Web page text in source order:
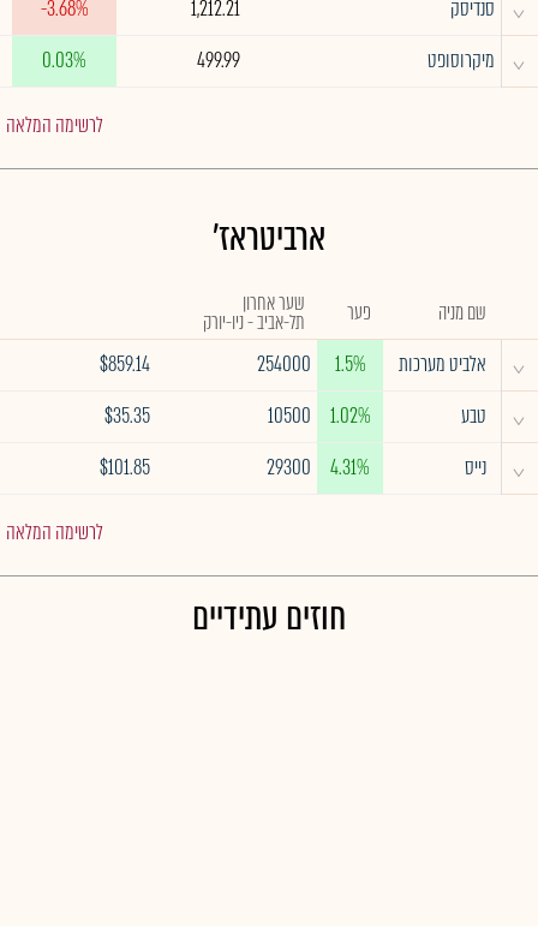
^ סנדיסק 1,212.21
-3.68%
^ מיקרוסופט 499.99
0.03%
לרשימה המלאה
ארביטראז'
שם מניה פער שער אחרון
תל-אביב - ניו-יורק
^ אלביט מערכות 1.5%
254000
$859.14
^ טבע 1.02%
10500
$35.35
^ נייס 4.31%
29300
$101.85
לרשימה המלאה
חוזים עתידיים